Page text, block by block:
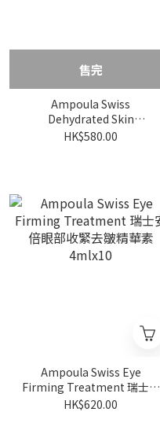
售完
Ampoula Swiss
Dehydrated Skin
Treatment 乾性缺水精華素
HK$580.00
Ampoula Swiss Eye
Firming Treatment 瑞士安
倍眼部收緊去皺精華素
HK$620.00